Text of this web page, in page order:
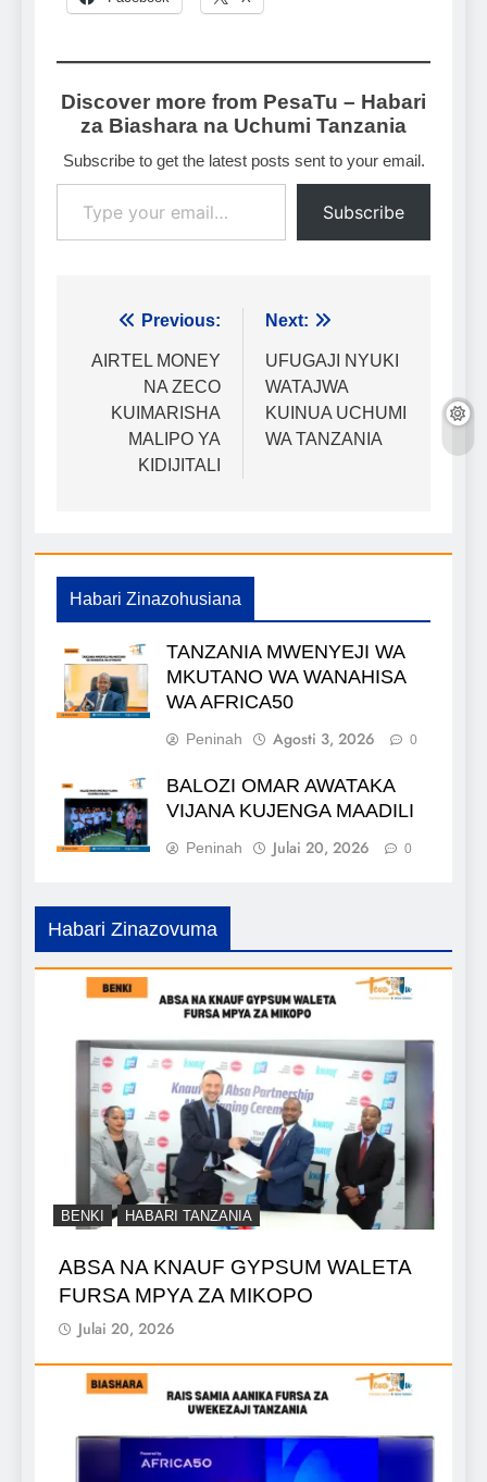
Discover more from PesaTu – Habari
za Biashara na Uchumi Tanzania
Subscribe to get the latest posts sent to your email.
Type your email…
Subscribe
Urambazaji
wa
chapisho
Previous:
AIRTEL MONEY
NA ZECO
KUIMARISHA
MALIPO YA
KIDIJITALI
Next:
UFUGAJI NYUKI
WATAJWA
KUINUA UCHUMI
WA TANZANIA
Habari Zinazohusiana
TANZANIA MWENYEJI WA
MKUTANO WA WANAHISA
WA AFRICA50
Peninah Agosti 3, 2026 0
BALOZI OMAR AWATAKA
VIJANA KUJENGA MAADILI
Peninah Julai 20, 2026 0
Habari Zinazovuma
BENKI HABARI TANZANIA
ABSA NA KNAUF GYPSUM WALETA
FURSA MPYA ZA MIKOPO
Julai 20, 2026